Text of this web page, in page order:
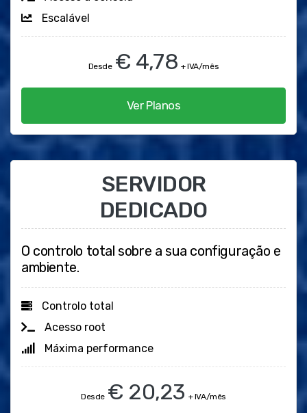
Escalável
Desde € 4,78 + IVA/mês
Ver Planos
SERVIDOR
DEDICADO
O controlo total sobre a sua configuração e
ambiente.
Controlo total
Acesso root
Máxima performance
Desde € 20,23 + IVA/mês